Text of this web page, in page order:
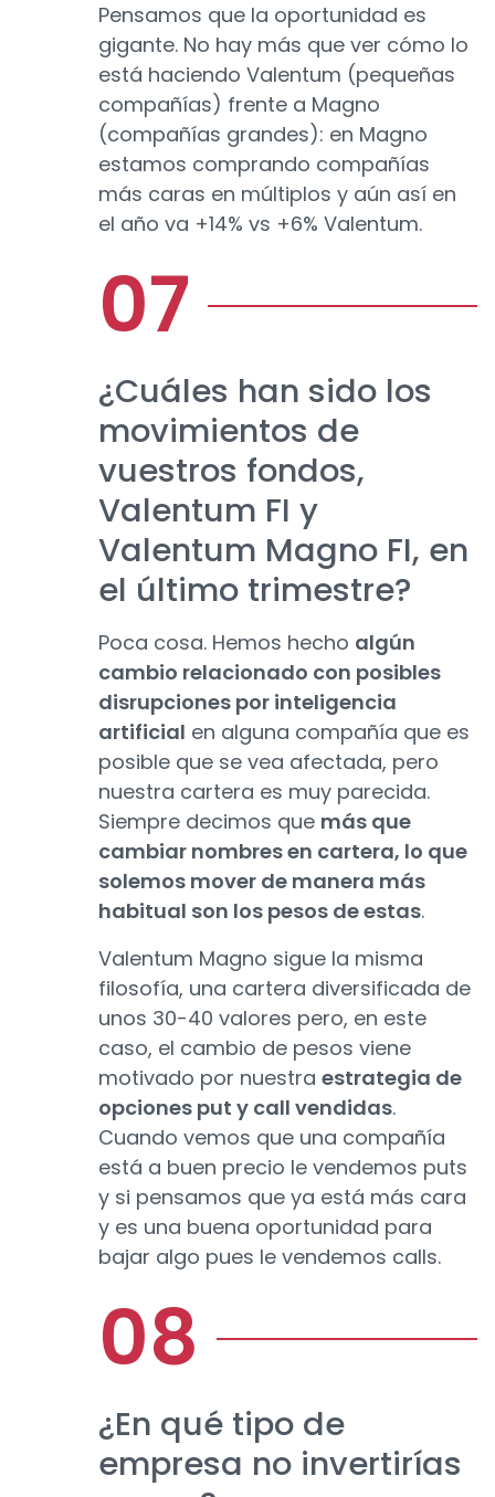
Pensamos que la oportunidad es
gigante. No hay más que ver cómo lo
está haciendo Valentum (pequeñas
compañías) frente a Magno
(compañías grandes): en Magno
estamos comprando compañías
más caras en múltiplos y aún así en
el año va +14% vs +6% Valentum.
¿Cuáles han sido los
movimientos de
vuestros fondos,
Valentum FI y
Valentum Magno FI, en
el último trimestre?
Poca cosa. Hemos hecho algún
cambio relacionado con posibles
disrupciones por inteligencia
artificial en alguna compañía que es
posible que se vea afectada, pero
nuestra cartera es muy parecida.
Siempre decimos que más que
cambiar nombres en cartera, lo que
solemos mover de manera más
habitual son los pesos de estas.
Valentum Magno sigue la misma
filosofía, una cartera diversificada de
unos 30-40 valores pero, en este
caso, el cambio de pesos viene
motivado por nuestra estrategia de
opciones put y call vendidas.
Cuando vemos que una compañía
está a buen precio le vendemos puts
y si pensamos que ya está más cara
y es una buena oportunidad para
bajar algo pues le vendemos calls.
¿En qué tipo de
empresa no invertirías